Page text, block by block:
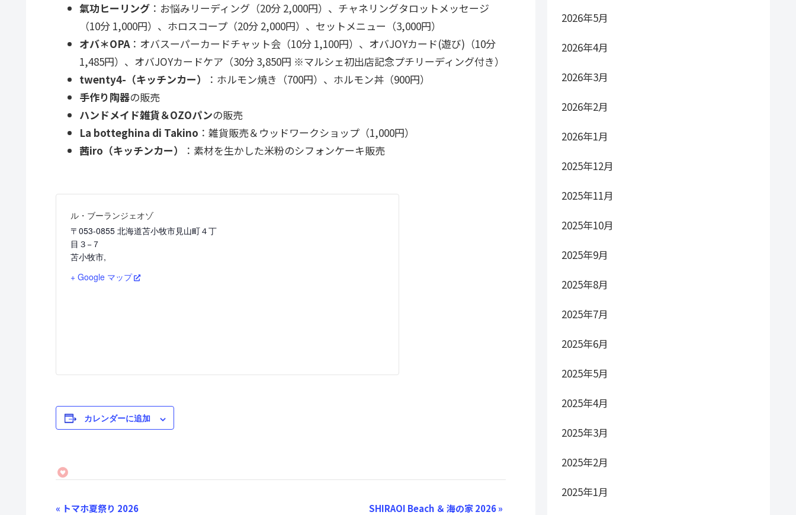
氣功ヒーリング ：お悩みリーディング（20分 2,000円）、チャネリングタロットメッセージ
（10分 1,000円）、ホロスコープ（20分 2,000円）、セットメニュー（3,000円）
オバ＊OPA：オバスーパーカードチャット会（10分 1,100円）、オバJOYカード(遊び)（10分
1,485円）、オバJOYカードケア（30分 3,850円 ※マルシェ初出店記念プチリーディング付き）
twenty4-（キッチンカー）
：ホルモン焼き（700円）、ホルモン丼（900円）
手作り陶器の販売
ハンドメイド雑貨＆OZOパンの販売
La botteghina di Takino ：雑貨販売＆ウッドワークショップ（1,000円）
茜iro（キッチンカー）
：素材を生かした米粉のシフォンケーキ販売
ル・ブーランジェオゾ
〒053-0855 北海道苫小牧市見山町４丁
目３−７
苫小牧市,
+ Google マップ
カレンダーに追加
イ
« トマホ夏祭り 2026 SHIRAOI Beach ＆ 海の家 2026»
2026年5月
2026年4月
2026年3月
2026年2月
2026年1月
2025年12月
2025年11月
2025年10月
2025年9月
2025年8月
2025年7月
2025年6月
2025年5月
2025年4月
2025年3月
2025年2月
2025年1月